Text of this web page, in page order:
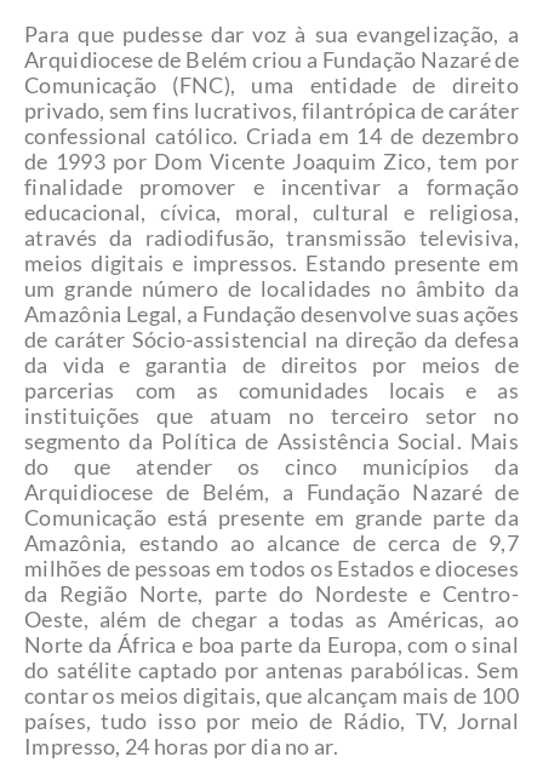
Para que pudesse dar voz à sua evangelização, a
Arquidiocese de Belém criou a Fundação Nazaré de
Comunicação (FNC), uma entidade de direito
privado, sem fins lucrativos, filantrópica de caráter
confessional católico. Criada em 14 de dezembro
de 1993 por Dom Vicente Joaquim Zico, tem por
finalidade promover e incentivar a formação
educacional, cívica, moral, cultural e religiosa,
através da radiodifusão, transmissão televisiva,
meios digitais e impressos. Estando presente em
um grande número de localidades no âmbito da
Amazônia Legal, a Fundação desenvolve suas ações
de caráter Sócio-assistencial na direção da defesa
da vida e garantia de direitos por meios de
parcerias com as comunidades locais e as
instituições que atuam no terceiro setor no
segmento da Política de Assistência Social. Mais
do que atender os cinco municípios da
Arquidiocese de Belém, a Fundação Nazaré de
Comunicação está presente em grande parte da
Amazônia, estando ao alcance de cerca de 9,7
milhões de pessoas em todos os Estados e dioceses
da Região Norte, parte do Nordeste e Centro-
Oeste, além de chegar a todas as Américas, ao
Norte da África e boa parte da Europa, com o sinal
do satélite captado por antenas parabólicas. Sem
contar os meios digitais, que alcançam mais de 100
países, tudo isso por meio de Rádio, TV, Jornal
Impresso, 24 horas por dia no ar.